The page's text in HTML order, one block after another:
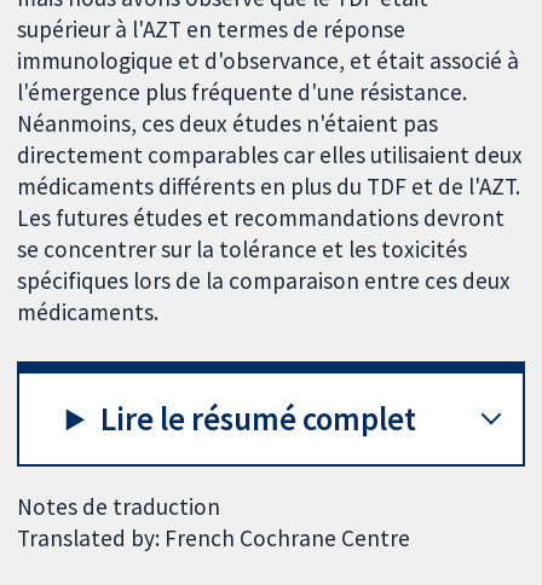
supérieur à l'AZT en termes de réponse
immunologique et d'observance, et était associé à
l'émergence plus fréquente d'une résistance.
Néanmoins, ces deux études n'étaient pas
directement comparables car elles utilisaient deux
médicaments différents en plus du TDF et de l'AZT.
Les futures études et recommandations devront
se concentrer sur la tolérance et les toxicités
spécifiques lors de la comparaison entre ces deux
médicaments.
Lire le résumé complet
Notes de traduction
Translated by: French Cochrane Centre